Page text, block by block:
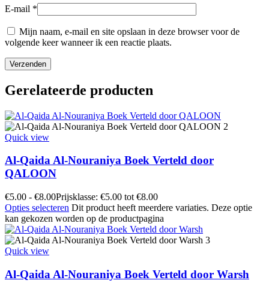
E-mail *
Mijn naam, e-mail en site opslaan in deze browser voor de
volgende keer wanneer ik een reactie plaats.
Gerelateerde producten
Quick view
Al-Qaida Al-Nouraniya Boek Verteld door
QALOON
€5.00 - €8.00Prijsklasse: €5.00 tot €8.00
Opties selecteren Dit product heeft meerdere variaties. Deze optie
kan gekozen worden op de productpagina
Quick view
Al-Qaida Al-Nouraniya Boek Verteld door Warsh